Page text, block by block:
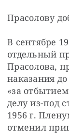
Прасолову
В сентябре
отдельный
Прасолова,
наказания
«за
делу из-под
1956 г.
отменил